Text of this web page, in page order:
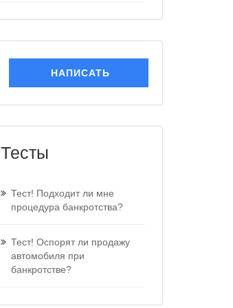
НАПИСАТЬ
Тесты
Тест! Подходит ли мне
процедура банкротства?
Тест! Оспорят ли продажу
автомобиля при
банкротстве?